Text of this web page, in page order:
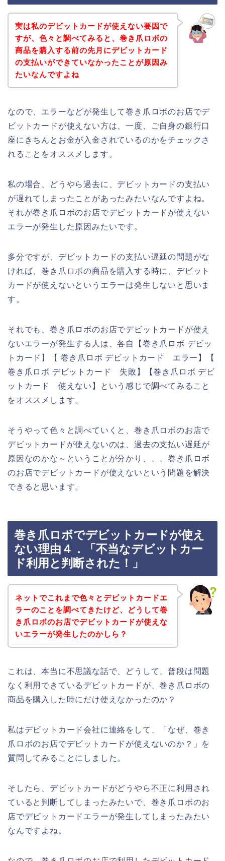
実は私のデビットカードが使えない要因で
すが、色々と調べてみると、巻き爪ロボの
商品を購入する前の先月にデビットカード
の支払いができていなかったことが原因み
たいなんですよね
なので、エラーなどが発生して巻き爪ロボのお店でデ
ビットカードが使えない方は、一度、ご自身の銀行口
座にきちんとお金が入金されているのかをチェックさ
れることをオススメします。
私の場合、どうやら過去に、デビットカードの支払い
が遅れてしまったことがあったみたいなんですよね。
それが巻き爪ロボのお店でデビットカードが使えない
エラーが発生した原因みたいです。
多分ですが、デビットカードの支払い遅延の問題がな
ければ、巻き爪ロボの商品を購入する時に、デビット
カードが使えないというエラーは発生しないと思いま
す。
それでも、巻き爪ロボのお店でデビットカードが使え
ないエラーが発生する人は、各自【巻き爪ロボ デビッ
トカード】【 巻き爪ロボ デビットカード エラー】【
巻き爪ロボ デビットカード 失敗】【巻き爪ロボ デビ
ットカード 使えない】という感じで調べてみること
をオススメします。
そうやって色々と調べていくと、巻き爪ロボのお店で
デビットカードが使えないのは、過去の支払い遅延が
原因なのかな～ということが分かり、、、巻き爪ロボ
のお店でデビットカードが使えないという問題を解決
できると思います。
巻き爪ロボでデビットカードが使え
ない理由４．「不当なデビットカー
ド利用と判断された！」
ネットでこれまで色々とデビットカードエ
ラーのことを調べてきたけど、どうして巻
き爪ロボのお店でデビットカードが使えな
いエラーが発生したのかしら？
これは、本当に不思議な話で、どうして、普段は問題
なく利用できているデビットカードが、巻き爪ロボの
商品を購入した時にだけ使えなかったのか？
私はデビットカード会社に連絡をして、「なぜ、巻き
爪ロボのお店でデビットカードが使えないのか？」を
質問してみることにしました。
そしたら、デビットカードがどうやら不正に利用され
ていると判断してしまったみたいで、巻き爪ロボのお
店でデビットカードエラーが発生してしまったみたい
なんですよね。